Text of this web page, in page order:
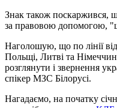
Знак також поскаржився,
за правовою допомогою,
Наголошую, що по лінії
Польщі, Литві та
розглянути і звернення
спікер МЗС Білорусі.
Нагадаємо, на початку